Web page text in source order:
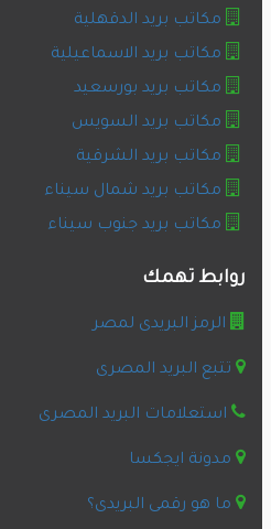
مكاتب بريد الدقهلية
مكاتب بريد الاسماعيلية
مكاتب بريد بورسعيد
مكاتب بريد السويس
مكاتب بريد الشرقية
مكاتب بريد شمال سيناء
مكاتب بريد جنوب سيناء
روابط تهمك
الرمز البريدى لمصر
تتبع البريد المصرى
استعلامات البريد المصرى
مدونة ايجكسا
ما هو رقمى البريدى؟